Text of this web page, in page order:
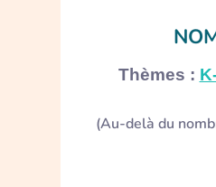
Thèmes :
(Au-delà du